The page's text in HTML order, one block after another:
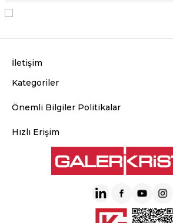
İletişim
Kategoriler
Önemli Bilgiler Politikalar
Hızlı Erişim